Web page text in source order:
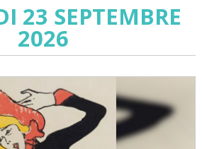
23 SEPTEMBRE
2026